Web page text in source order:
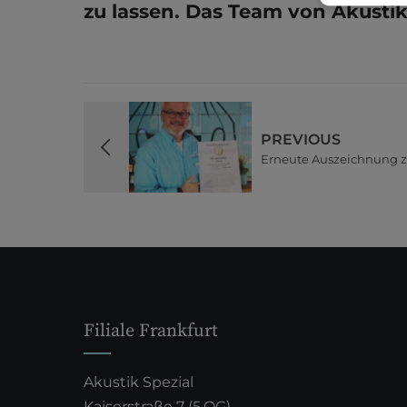
zu lassen. Das Team von
PREVIOUS
Erneute Auszeichnung
Filiale Frankfurt
Akustik Spezial